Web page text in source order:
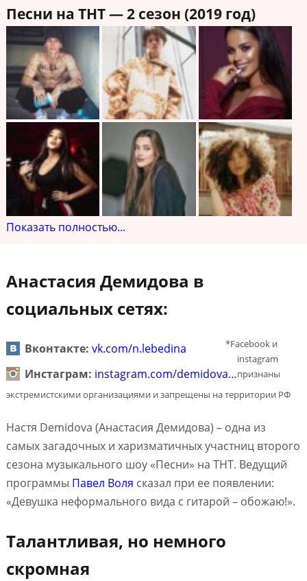
Песни на ТНТ — 2 сезон (2019 год)
Показать полностью...
Анастасия Демидова в
социальных сетях:
Вконтакте: vk.com/n.lebedina
Инстаграм: instagram.com/demidova…
*Facebook и
instagram
признаны
экстремистскими организациями и запрещены на территории РФ
Настя Demidova (Анастасия Демидова) – одна из
самых загадочных и харизматичных участниц второго
сезона музыкального шоу «Песни» на ТНТ. Ведущий
программы Павел Воля сказал при ее появлении:
«Девушка неформального вида с гитарой – обожаю!».
Талантливая, но немного
скромная